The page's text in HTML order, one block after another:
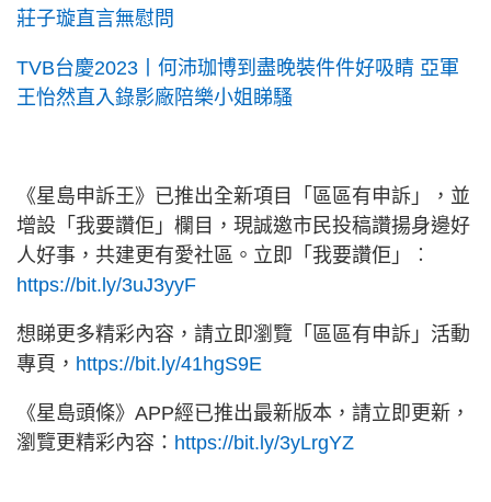
莊子璇直言無慰問
TVB台慶2023丨何沛珈博到盡晚裝件件好吸睛 亞軍
王怡然直入錄影廠陪樂小姐睇騷
《星島申訴王》已推出全新項目「區區有申訴」，並
增設「我要讚佢」欄目，現誠邀市民投稿讚揚身邊好
人好事，共建更有愛社區。立即「我要讚佢」︰
https://bit.ly/3uJ3yyF
想睇更多精彩內容，請立即瀏覽「區區有申訴」活動
專頁， https://bit.ly/41hgS9E
《星島頭條》APP經已推出最新版本，請立即更新，
瀏覽更精彩內容： https://bit.ly/3yLrgYZ